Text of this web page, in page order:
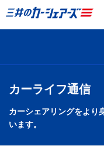
カーライフ通信
カーシェアリングをより
います。